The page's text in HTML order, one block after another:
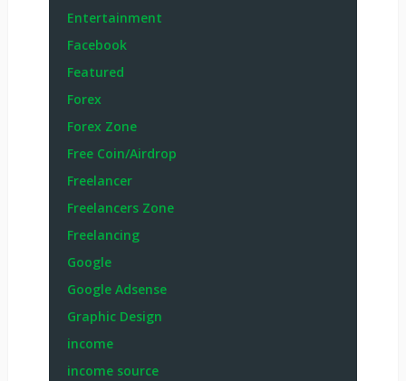
Entertainment
Facebook
Featured
Forex
Forex Zone
Free Coin/Airdrop
Freelancer
Freelancers Zone
Freelancing
Google
Google Adsense
Graphic Design
income
income source